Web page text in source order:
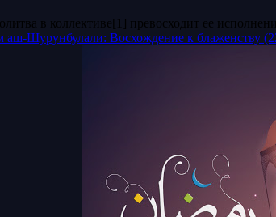
в коллективе[1] превосходит ее
аш-Шурунбулали: Восхождение к блаженству